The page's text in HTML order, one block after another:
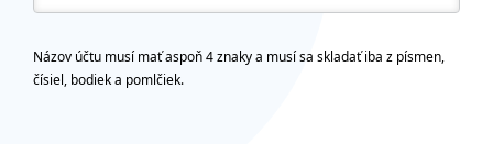
Názov účtu musí mať aspoň 4 znaky a musí sa skladať iba z písmen,
čísiel, bodiek a pomlčiek.